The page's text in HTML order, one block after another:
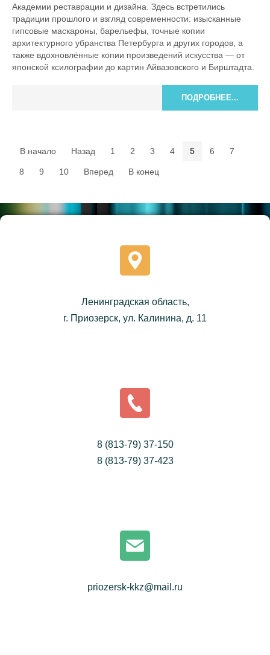
Академии реставрации и дизайна. Здесь встретились
традиции прошлого и взгляд современности: изысканные
гипсовые маскароны, барельефы, точные копии
архитектурного убранства Петербурга и других городов, а
также вдохновлённые копии произведений искусства — от
японской ксилографии до картин Айвазовского и Бирштадта.
ПОДРОБНЕЕ...
В начало Назад 1 2 3 4 5 6 7
8 9 10 Вперед В конец
Ленинградская область,
г. Приозерск, ул. Калинина, д. 11
8 (813-79) 37-150
8 (813-79) 37-423
priozersk-kkz@mail.ru